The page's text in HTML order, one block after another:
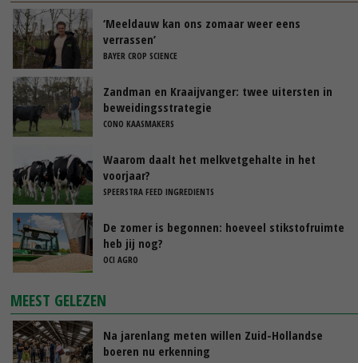
‘Meeldauw kan ons zomaar weer eens
verrassen’
BAYER CROP SCIENCE
Zandman en Kraaijvanger: twee uitersten in
beweidingsstrategie
CONO KAASMAKERS
Waarom daalt het melkvetgehalte in het
voorjaar?
SPEERSTRA FEED INGREDIENTS
De zomer is begonnen: hoeveel stikstofruimte
heb jij nog?
OCI AGRO
MEEST GELEZEN
Na jarenlang meten willen Zuid-Hollandse
boeren nu erkenning